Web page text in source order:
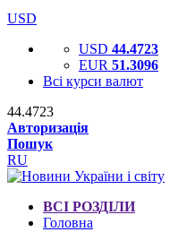
USD
USD 44.4723
EUR 51.3096
Всі курси валют
44.4723
Авторизація
Пошук
RU
ВСІ РОЗДІЛИ
Головна